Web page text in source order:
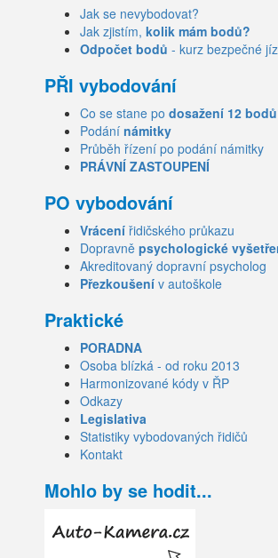
Jak se nevybodovat?
Jak zjistím, kolik mám bodů?
Odpočet bodů - kurz bezpečné
PŘI vybodování
Co se stane po dosažení 12 bodů
Podání námitky
Průběh řízení po podání námitky
PRÁVNÍ ZASTOUPENÍ
PO vybodování
Vrácení řidičského průkazu
Dopravně psychologické
Akreditovaný dopravní psycholog
Přezkoušení v autoškole
Praktické
PORADNA
Osoba blízká - od roku 2013
Harmonizované kódy v ŘP
Odkazy
Legislativa
Statistiky vybodovaných řidičů
Kontakt
Mohlo by se hodit...